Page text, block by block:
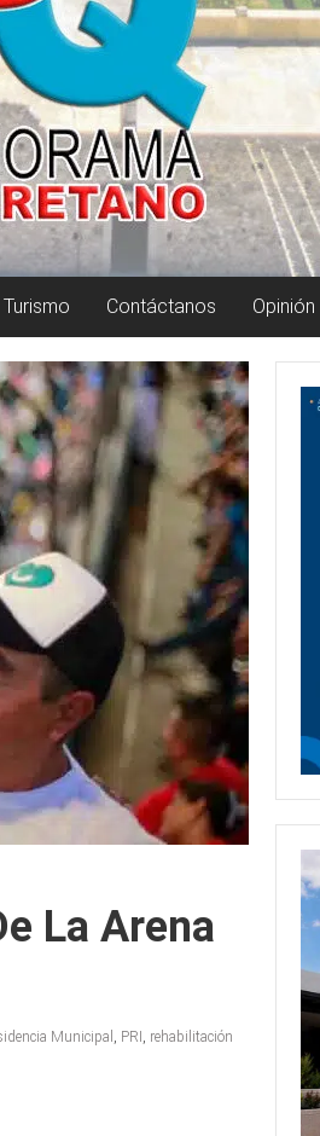
Turismo Contáctanos Opinión
La Arena
Municipal , PRI , rehabilitación